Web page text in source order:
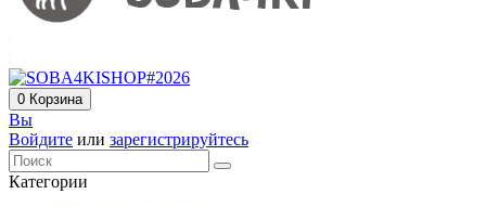
0 Корзина
Вы
Войдите или зарегистрируйтесь
Категории